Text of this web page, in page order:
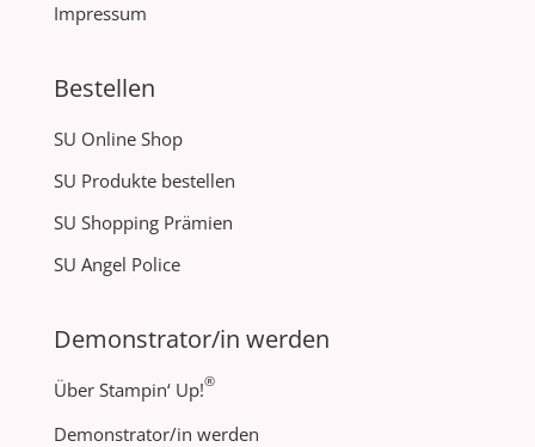
Impressum
Bestellen
SU Online Shop
SU Produkte bestellen
SU Shopping Prämien
SU Angel Police
Demonstrator/in werden
Über Stampin‘ Up!®
Demonstrator/in werden